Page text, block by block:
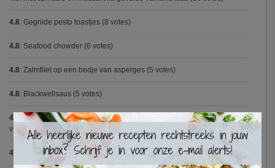
4.8: Gegrilde pesto toastjes (8 votes)
4.8: Seafood chowder (6 votes)
4.8: Zalmfilet op een bedje van asperges (5 votes)
4.8: Blackwellsaus (5 votes)
4.7 Varkenshaasje met jagersaus en kroketten (Jeroen Meus)(15
votes)
4.7 Gestoofde kip met dragon(7 votes)
×